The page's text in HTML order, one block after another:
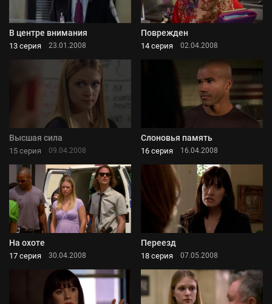
В центре внимания
13 серия 23.01.2008
Поврежден
14 серия 02.04.2008
Высшая сила
15 серия 09.04.2008
Слоновья память
16 серия 16.04.2008
На охоте
17 серия 30.04.2008
Переезд
18 серия 07.05.2008